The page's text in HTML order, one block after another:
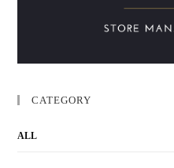
CATEGORY
ALL